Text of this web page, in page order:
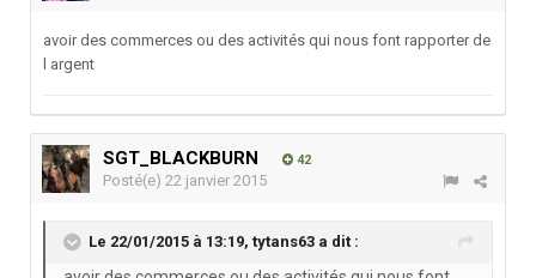
avoir des commerces ou des activités qui nous font rapporter de
l argent
SGT_BLACKBURN 42
Posté(e) 22 janvier 2015
Le 22/01/2015 à 13:19, tytans63 a dit :